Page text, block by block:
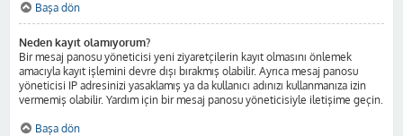
Başa dön
Neden kayıt olamıyorum?
Bir mesaj panosu yöneticisi yeni ziyaretçilerin kayıt olmasını önlemek
amacıyla kayıt işlemini devre dışı bırakmış olabilir. Ayrıca mesaj panosu
yöneticisi IP adresinizi yasaklamış ya da kullanıcı adınızı kullanmanıza izin
vermemiş olabilir. Yardım için bir mesaj panosu yöneticisiyle iletişime geçin.
Başa dön